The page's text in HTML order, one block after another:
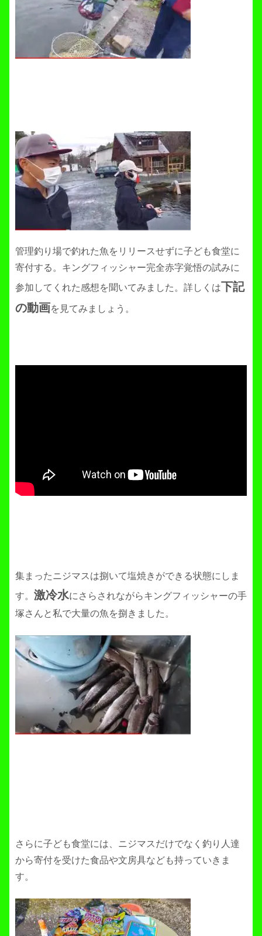
管理釣り場で釣れた魚をリリースせずに子ども食堂に
寄付する。キングフィッシャー完全赤字覚悟の試みに
参加してくれた感想を聞いてみました。詳しくは下記
の動画を見てみましょう。
集まったニジマスは捌いて塩焼きができる状態にしま
す。 激冷水にさらされながらキングフィッシャーの手
塚さんと私で大量の魚を捌きました。
さらに子ども食堂には、ニジマスだけでなく釣り人達
から寄付を受けた食品や文房具なども持っていきま
す。